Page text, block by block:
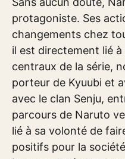
protagoniste. Ses
changements chez
il est directement lié
centraux de la série,
porteur de Kyuubi et
avec le clan Senju,
parcours de Naruto
lié à sa volonté de
positifs pour la